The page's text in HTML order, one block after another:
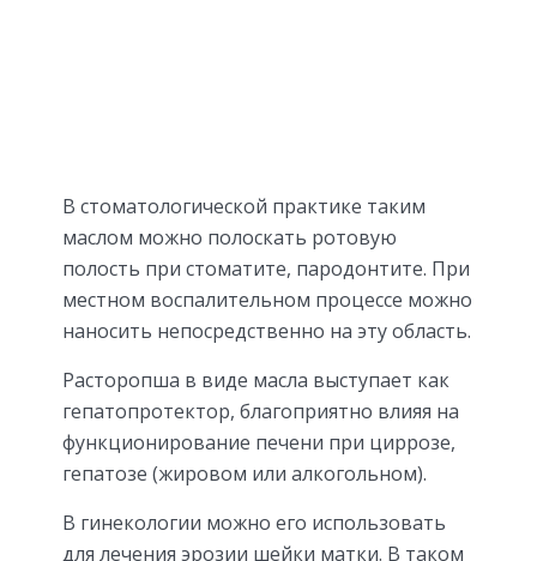
В стоматологической практике таким
маслом можно полоскать ротовую
полость при стоматите, пародонтите. При
местном воспалительном процессе можно
наносить непосредственно на эту область.
Расторопша в виде масла выступает как
гепатопротектор, благоприятно влияя на
функционирование печени при циррозе,
гепатозе (жировом или алкогольном).
В гинекологии можно его использовать
для лечения эрозии шейки матки. В таком